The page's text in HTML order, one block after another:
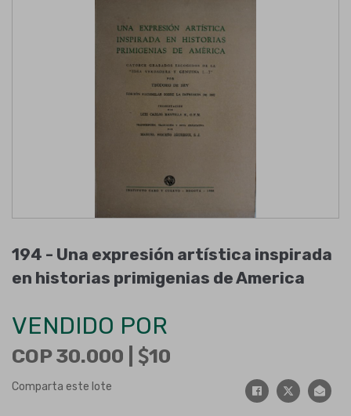
194 - Una expresión artística inspirada
en historias primigenias de America
VENDIDO POR
COP 30.000 | 10
Comparta este lote